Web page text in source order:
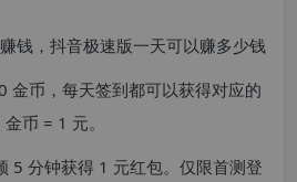
金币，每天签到都可以获得对应的
币 = 1 元。
5 分钟获得 1 元红包。仅限首测登